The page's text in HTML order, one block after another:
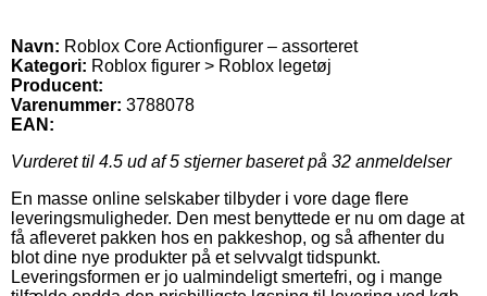
Navn: Roblox Core Actionfigurer – assorteret
Kategori: Roblox figurer > Roblox legetøj
Producent:
Varenummer: 3788078
EAN:
Vurderet til 4.5 ud af 5 stjerner baseret på 32 anmeldelser
En masse online selskaber tilbyder i vore dage flere
leveringsmuligheder. Den mest benyttede er nu om dage at
få afleveret pakken hos en pakkeshop, og så afhenter du
blot dine nye produkter på et selvvalgt tidspunkt.
Leveringsformen er jo ualmindeligt smertefri, og i mange